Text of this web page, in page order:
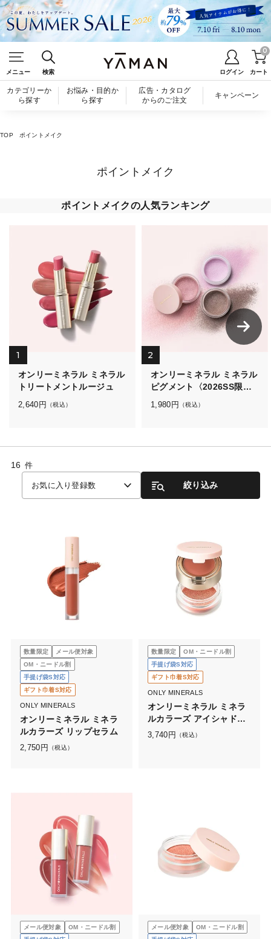
メニュー 検索 ログイン カート
0
カテゴリーか
ら探す
お悩み・目的か
ら探す
広告・カタログ
からのご注文
キャンペーン
TOP ポイントメイク
ポイントメイク
ポイントメイクの人気ランキング
1
オンリーミネラル ミネラル
トリートメントルージュ
2,640円 （税込）
2
オンリーミネラル ミネラル
ピグメント〈2026SS限定
1,980円 （税込）
16 件
お気に入り登録数 絞り込み
数量限定
メール便対象
OM・ニードル割
手提げ袋S対応
ギフト巾着S対応
ONLY MINERALS
オンリーミネラル ミネラ
ルカラーズ リップセラム
2,750 円 （税込）
数量限定
OM・ニードル割
手提げ袋S対応
ギフト巾着S対応
ONLY MINERALS
オンリーミネラル ミネラ
ルカラーズ アイシャドウ
デュオ
3,740 円 （税込）
メール便対象
OM・ニードル割
メール便対象
OM・ニードル割